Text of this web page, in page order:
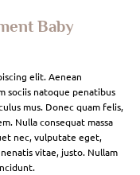
Baby
elit. Aenean
sociis natoque penatibus
mus. Donec quam felis,
Nulla consequat massa
nec, vulputate eget,
vitae, justo. Nullam